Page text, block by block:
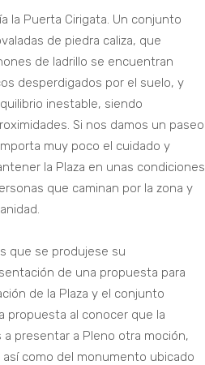
la Puerta Cirigata. Un conjunto
de piedra caliza, que
de ladrillo se encuentran
desperdigados por el suelo, y
inestable, siendo
Si nos damos un paseo
muy poco el cuidado y
la Plaza en unas condiciones
que caminan por la zona y
que se produjese su
de una propuesta para
de la Plaza y el conjunto
propuesta al conocer que la
presentar a Pleno otra moción,
como del monumento ubicado